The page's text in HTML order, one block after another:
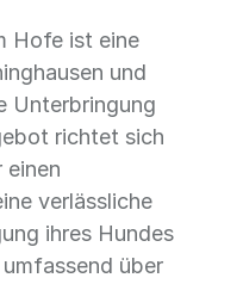
Hofe ist eine
und
Unterbringung
richtet sich
einen
verlässliche
ihres Hundes
über